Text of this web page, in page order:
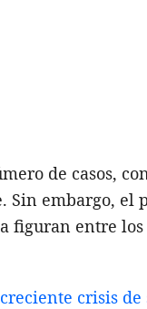
de casos, con
Sin embargo, el
figuran entre
crisis